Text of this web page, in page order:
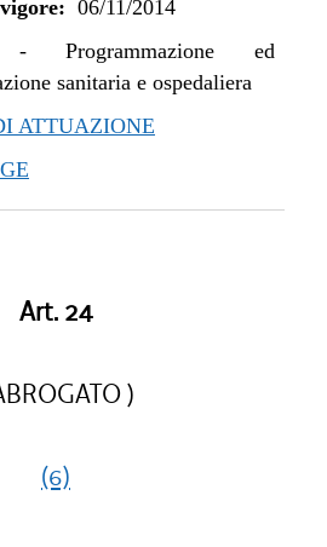
01/2015
12/2014
06/11/2014
Programmazione ed
sanitaria e ospedaliera
ATTUAZIONE
Art. 24
)
(6)